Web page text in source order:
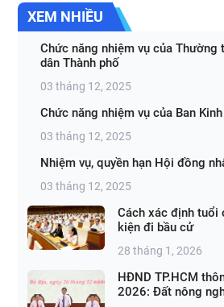
XEM NHIỀU
Chức năng nhiệm vụ của
dân Thành phố
03 tháng 12, 2025
Chức năng nhiệm vụ của Ban
03 tháng 12, 2025
Nhiệm vụ, quyền hạn Hội đồng
03 tháng 12, 2025
Cách xác định tuổi
kiện đi bầu cử
28 tháng 1, 2026
HĐND TP.HCM
2026: Đất nông